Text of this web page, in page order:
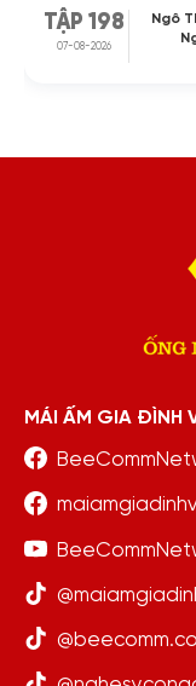
TẬP 198
07-08-2026
Ngô
MÁI ẤM GIA ĐÌNH